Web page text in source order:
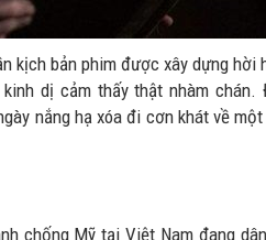
kịch bản phim được xây dựng hời
dị cảm thấy thật nhàm chán.
nắng hạ xóa đi cơn khát về
chống Mỹ tại Việt Nam đang